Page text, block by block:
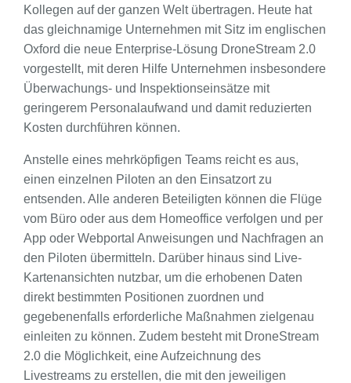
Kollegen auf der ganzen Welt übertragen. Heute hat
das gleichnamige Unternehmen mit Sitz im englischen
Oxford die neue Enterprise-Lösung DroneStream 2.0
vorgestellt, mit deren Hilfe Unternehmen insbesondere
Überwachungs- und Inspektionseinsätze mit
geringerem Personalaufwand und damit reduzierten
Kosten durchführen können.
Anstelle eines mehrköpfigen Teams reicht es aus,
einen einzelnen Piloten an den Einsatzort zu
entsenden. Alle anderen Beteiligten können die Flüge
vom Büro oder aus dem Homeoffice verfolgen und per
App oder Webportal Anweisungen und Nachfragen an
den Piloten übermitteln. Darüber hinaus sind Live-
Kartenansichten nutzbar, um die erhobenen Daten
direkt bestimmten Positionen zuordnen und
gegebenenfalls erforderliche Maßnahmen zielgenau
einleiten zu können. Zudem besteht mit DroneStream
2.0 die Möglichkeit, eine Aufzeichnung des
Livestreams zu erstellen, die mit den jeweiligen